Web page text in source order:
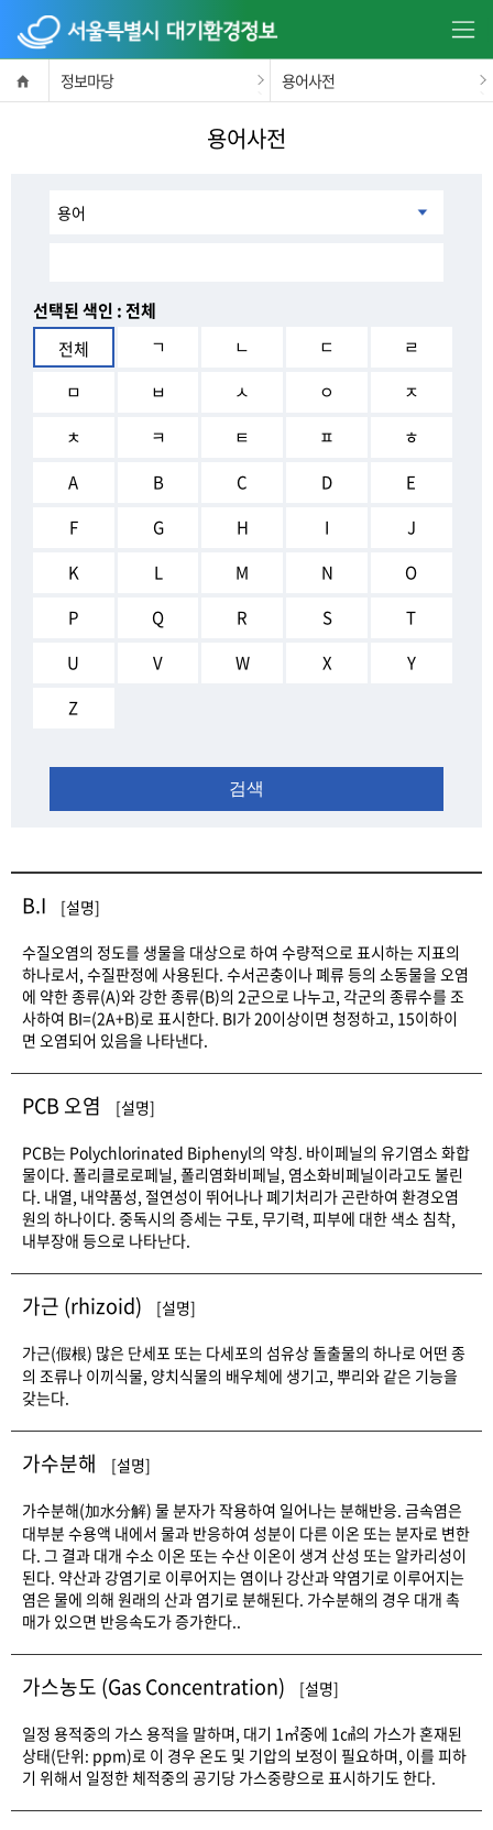
정보마당 용어사전
용어사전
검색 조건
선택된 색인 :전체
전체
ㄱ ㄴ ㄷ
ㄹ
ㅁ
ㅂ ㅅ ㅇ
ㅈ
ㅊ
ㅋ ㅌ ㅍ
ㅎ
A
B C D
E
F
G H I
J
K
L M N
O
P
Q R S
T
U
V W X
Y
Z
검색
B.I [설명]
수질오염의 정도를 생물을 대상으로 하여 수량적으로 표시하는 지표의
하나로서, 수질판정에 사용된다. 수서곤충이나 폐류 등의 소동물을 오염
에 약한 종류(A)와 강한 종류(B)의 2군으로 나누고, 각군의 종류수를 조
사하여 BI=(2A+B)로 표시한다. BI가 20이상이면 청정하고, 15이하이
면 오염되어 있음을 나타낸다.
PCB 오염 [설명]
PCB는 Polychlorinated Biphenyl의 약칭. 바이페닐의 유기염소 화합
물이다. 폴리클로로페닐, 폴리염화비페닐, 염소화비페닐이라고도 불린
다. 내열, 내약품성, 절연성이 뛰어나나 폐기처리가 곤란하여 환경오염
원의 하나이다. 중독시의 증세는 구토, 무기력, 피부에 대한 색소 침착,
내부장애 등으로 나타난다.
가근 (rhizoid) [설명]
가근(假根) 많은 단세포 또는 다세포의 섬유상 돌출물의 하나로 어떤 종
의 조류나 이끼식물, 양치식물의 배우체에 생기고, 뿌리와 같은 기능을
갖는다.
가수분해 [설명]
가수분해(加水分解) 물 분자가 작용하여 일어나는 분해반응. 금속염은
대부분 수용액 내에서 물과 반응하여 성분이 다른 이온 또는 분자로 변한
다. 그 결과 대개 수소 이온 또는 수산 이온이 생겨 산성 또는 알카리성이
된다. 약산과 강염기로 이루어지는 염이나 강산과 약염기로 이루어지는
염은 물에 의해 원래의 산과 염기로 분해된다. 가수분해의 경우 대개 촉
매가 있으면 반응속도가 증가한다..
가스농도 (Gas Concentration) [설명]
일정 용적중의 가스 용적을 말하며, 대기 1㎥중에 1㎤의 가스가 혼재된
상태(단위: ppm)로 이 경우 온도 및 기압의 보정이 필요하며, 이를 피하
기 위해서 일정한 체적중의 공기당 가스중량으로 표시하기도 한다.